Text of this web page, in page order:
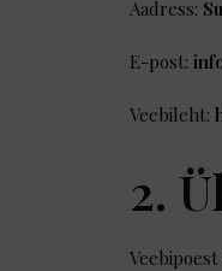
Aadress:
E-post:
Veebileht:
2.